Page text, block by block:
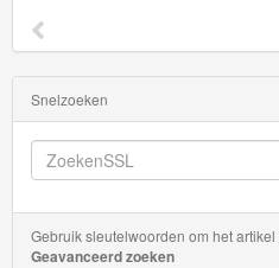
HW
55
Race
Team
HW
Art
Cars
Snelzoeken
Gebruik sleutelwoorden om het artikel
Geavanceerd zoeken